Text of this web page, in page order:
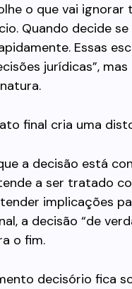
o que vai
Quando decide
Essas
jurídicas”,
final cria uma
a decisão está
a ser tratado
implicações
a decisão “de
o fim.
decisório fica